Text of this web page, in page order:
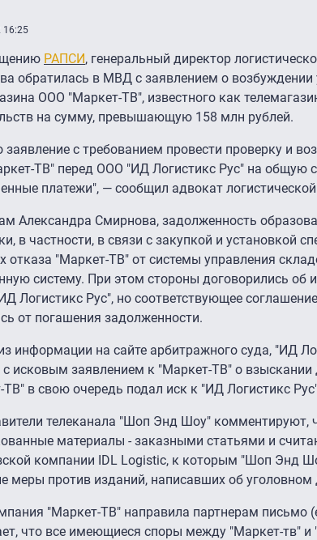
16:25
РАПСИ, генеральный директор
обратилась в МВД с заявлением о возбуждении
ООО "Маркет-ТВ", известного как
на сумму, превышающую 158 млн рублей.
заявление с требованием провести проверку и
ТВ" перед ООО "ИД Логистикс Рус" на общую
платежи", — сообщил адвокат
Александра Смирнова, задолженность
в частности, в связи с закупкой и установкой
отказа "Маркет-ТВ" от системы управления
систему. При этом стороны договорились об
Логистикс Рус", но соответствующее
от погашения задолженности.
информации на сайте арбитражного суда, "ИД
исковым заявлением к "Маркет-ТВ" о взыскании
ТВ" в свою очередь подал иск к "ИД Логистикс
телеканала "Шоп Энд Шоу" комментируют,
материалы - заказными статьями и
компании IDL Logistic, к которым "Шоп Энд
меры против изданий, написавших об
"Маркет-ТВ" направила партнерам письмо
что все имеющиеся споры между "Маркет-тв"